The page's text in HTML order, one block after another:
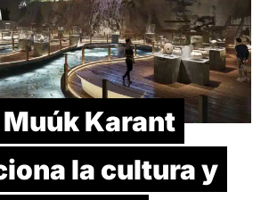
Karant
la cultura y